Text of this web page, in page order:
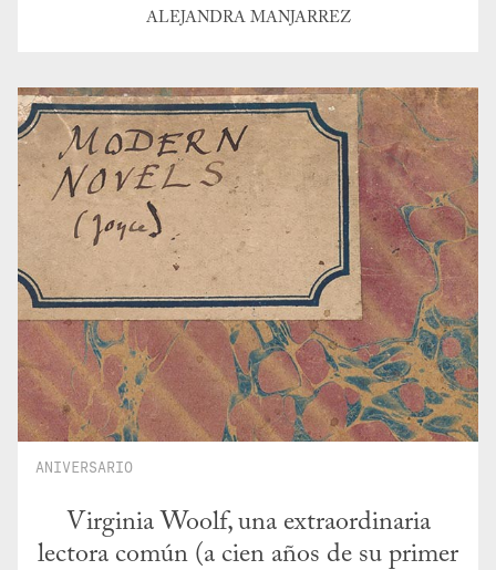
ALEJANDRA MANJARREZ
ANIVERSARIO
Virginia Woolf, una extraordinaria
lectora común (a cien años de su primer